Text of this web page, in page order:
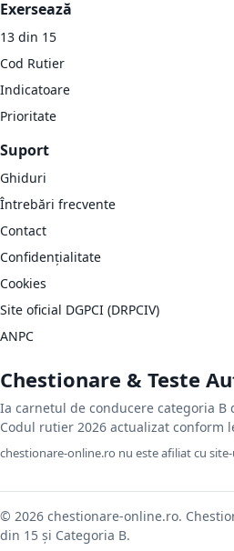
Exersează
13 din 15
Cod Rutier
Indicatoare
Prioritate
Suport
Ghiduri
Întrebări frecvente
Contact
Confidențialitate
Cookies
Site oficial DGPCI (DRPCIV)
ANPC
Chestionare & Teste
Ia carnetul de conducere categoria B
Codul rutier 2026 actualizat conform
chestionare-online.ro nu este afiliat cu
© 2026 chestionare-online.ro.
din 15 și Categoria B.